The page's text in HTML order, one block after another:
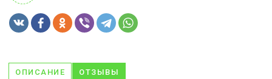
ОПИСАНИЕ ОТЗЫВЫ